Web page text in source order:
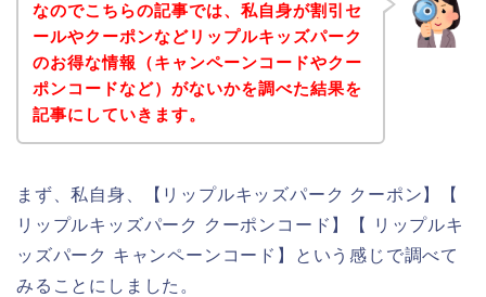
なのでこちらの記事では、私自身が割引セ
ールやクーポンなどリップルキッズパーク
のお得な情報（キャンペーンコードやクー
ポンコードなど）がないかを調べた結果を
記事にしていきます。
まず、私自身、【リップルキッズパーク クーポン】【
リップルキッズパーク クーポンコード】【 リップルキ
ッズパーク キャンペーンコード】という感じで調べて
みることにしました。